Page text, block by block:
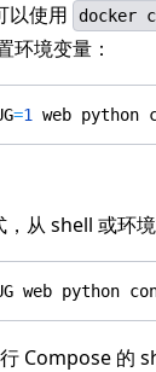
以使用 docker
环境变量：
=1
从 shell 或环
Compose 的